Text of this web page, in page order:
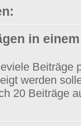
in einem
Beiträge
werden
20 Beiträge